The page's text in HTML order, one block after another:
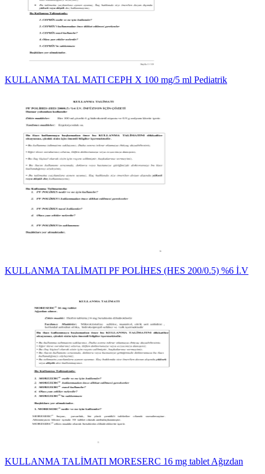
KULLANMA TAL MATI CEPH X 100 mg/5 ml Pediatrik
KULLANMA TALİMATI PF POLİHES (HES 200/0.5) %6 İ.V
KULLANMA TALİMATI MORESERC 16 mg tablet Ağızdan